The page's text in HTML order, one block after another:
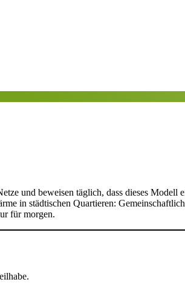
und beweisen täglich, dass dieses
in städtischen Quartieren:
für morgen.